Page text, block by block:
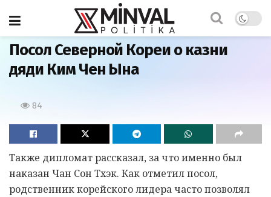
Главная
Посол Северной Кореи о казни
дяди Ким Чен Ына
84
Также дипломат рассказал, за что именно был
наказан Чан Сон Тхэк. Как отметил посол,
родственник корейского лидера часто позволял